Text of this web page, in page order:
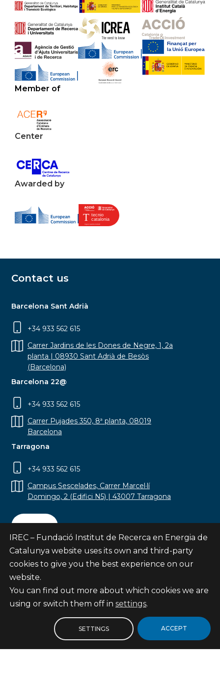
Member of
Center
Awarded by
Contact us
Barcelona Sant Adrià
+34 933 562 615
Carrer Jardins de les Dones de Negre, 1, 2a
planta | 08930 Sant Adrià de Besòs
(Barcelona)
Barcelona 22@
+34 933 562 615
Carrer Pujades 350, 8ª planta, 08019
Barcelona
Tarragona
+34 933 562 615
Campus Sescelades, Carrer Marcel·lí
Domingo, 2 (Edifici N5) | 43007 Tarragona
Contact
Subscribe
© Fundació Institut de Recerca en Energia de
IREC – Fundació Institut de Recerca en Energia de
Catalunya website uses its own and third-party
cookies to give you the best experience on our
website.
You can find out more about which cookies we are
using or switch them off in settings.
ACCEPT
SETTINGS